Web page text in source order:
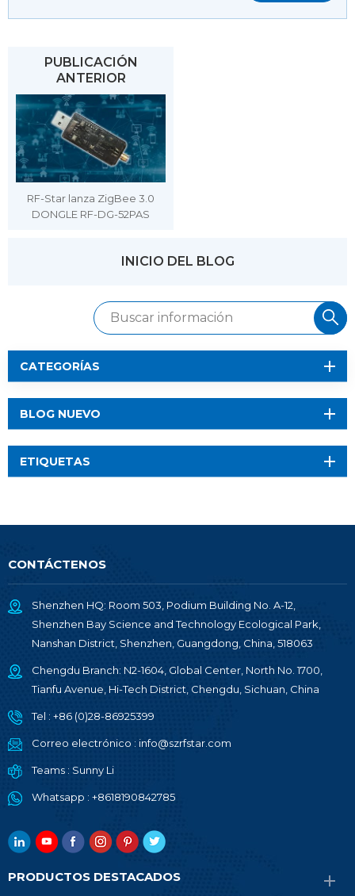
PUBLICACIÓN
ANTERIOR
RF-Star lanza ZigBee 3.0
DONGLE RF-DG-52PAS
INICIO DEL BLOG
CATEGORÍAS
BLOG NUEVO
ETIQUETAS
CONTÁCTENOS
Shenzhen HQ: Room 503, Podium Building No. A-12,
Shenzhen Bay Science and Technology Ecological Park,
Nanshan District, Shenzhen, Guangdong, China, 518063
Chengdu Branch: N2-1604, Global Center, North No. 1700,
Tianfu Avenue, Hi-Tech District, Chengdu, Sichuan, China
Tel : +86 (0)28-86925399
Correo electrónico : info@szrfstar.com
Teams : Sunny Li
Whatsapp : +8618190842785
PRODUCTOS DESTACADOS